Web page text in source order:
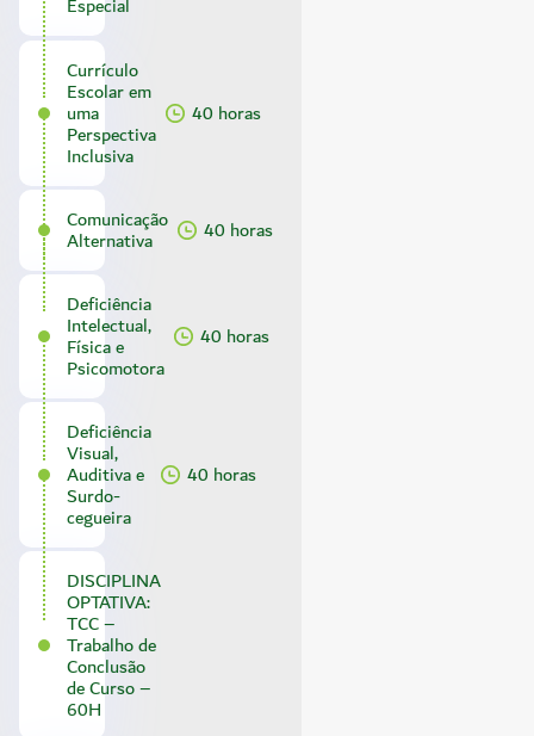
Especial
Currículo
Escolar em
uma
Perspectiva
Inclusiva
40 horas
Comunicação
Alternativa 40 horas
Deficiência
Intelectual,
Física e
Psicomotora
40 horas
Deficiência
Visual,
Auditiva e
Surdo-
cegueira
40 horas
DISCIPLINA
OPTATIVA:
TCC –
Trabalho de
Conclusão
de Curso –
60H